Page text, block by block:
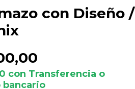
con Diseño /
con Transferencia o